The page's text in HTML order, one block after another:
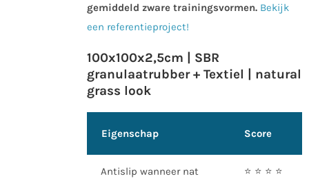
gemiddeld zware trainingsvormen. Bekijk
een referentieproject!
100x100x2,5cm | SBR
granulaatrubber + Textiel | natural
grass look
Eigenschap Score
Antislip wanneer nat ⭐️ ⭐️ ⭐️ ⭐️